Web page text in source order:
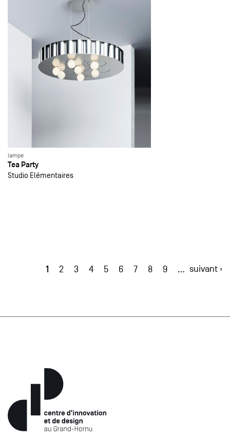
lampe
Tea Party
Studio Elémentaires
1 2 3 4 5 6 7 8 9 … suivant ›